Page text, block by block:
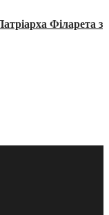
Філарета з